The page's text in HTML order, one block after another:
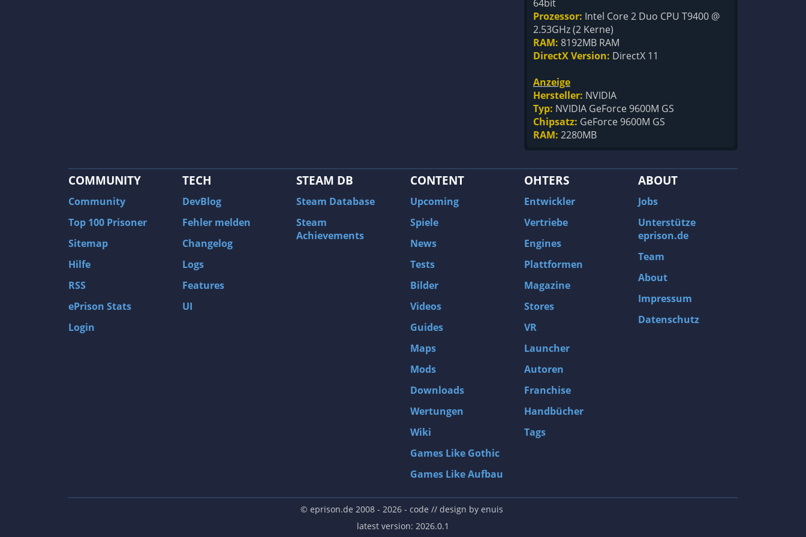
64bit
Prozessor: Intel Core 2 Duo CPU T9400 @
2.53GHz (2 Kerne)
RAM: 8192MB RAM
DirectX Version: DirectX 11
Anzeige
Hersteller: NVIDIA
Typ: NVIDIA GeForce 9600M GS
Chipsatz: GeForce 9600M GS
RAM: 2280MB
COMMUNITY
Community
Top 100 Prisoner
Sitemap
Hilfe
RSS
ePrison Stats
Login
TECH
DevBlog
Fehler melden
Changelog
Logs
Features
UI
STEAM DB
Steam Database
Steam
Achievements
CONTENT
Upcoming
Spiele
News
Tests
Bilder
Videos
Guides
Maps
Mods
Downloads
Wertungen
Wiki
Games Like Gothic
Games Like Aufbau
OHTERS
Entwickler
Vertriebe
Engines
Plattformen
Magazine
Stores
VR
Launcher
Autoren
Franchise
Handbücher
Tags
ABOUT
Jobs
Unterstütze
eprison.de
Team
About
Impressum
Datenschutz
© eprison.de 2008 - 2026- code // design by enuis
latest version: 2026.0.1